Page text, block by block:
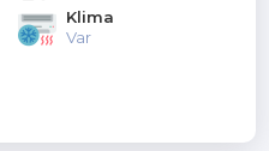
Klima
Var